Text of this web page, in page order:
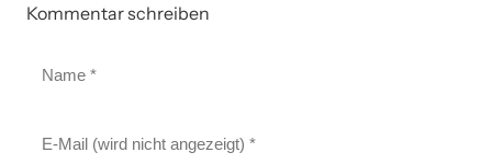
Kommentar schreiben